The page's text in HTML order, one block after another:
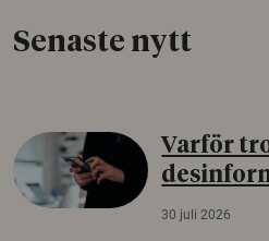
Senaste nytt
Varför
30 juli 2026